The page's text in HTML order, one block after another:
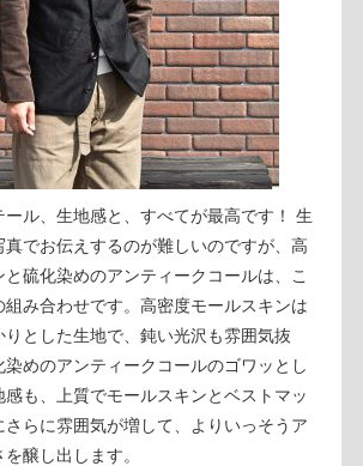
ール、生地感と、すべてが最高です！ 生
でお伝えするのが難しいのですが、高
硫化染めのアンティークコールは、こ
み合わせです。高密度モールスキンは
とした生地で、鈍い光沢も雰囲気抜
めのアンティークコールのゴワッとし
感も、上質でモールスキンとベストマッ
らに雰囲気が増して、よりいっそうア
醸し出します。